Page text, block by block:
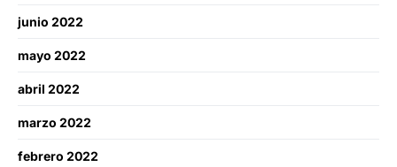
junio 2022
mayo 2022
abril 2022
marzo 2022
febrero 2022